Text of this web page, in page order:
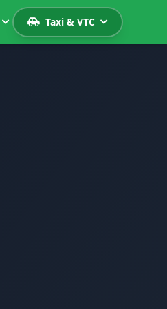
Taxi & VTC